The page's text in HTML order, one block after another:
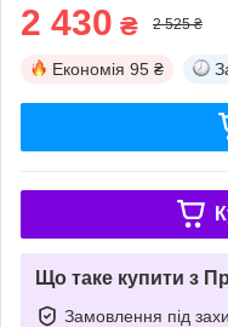
2 430 ₴ 2 525 ₴
Економія 95 ₴
Що таке купити з
Замовлення під